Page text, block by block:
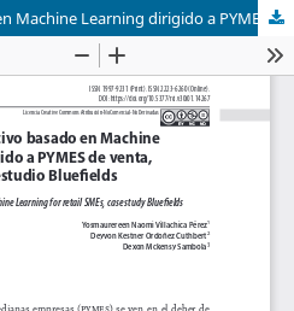
Modelo predictivo basado en Machine Learning dirigido a PYMES de venta, caso de estudio Bluefields